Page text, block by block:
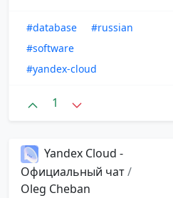
#database
#russian
#software
#yandex-cloud
1
Yandex Cloud -
Официальный чат/
Oleg Cheban